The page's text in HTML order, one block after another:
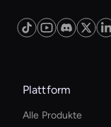
customer
leverage this
Plattform
Alle Produkte